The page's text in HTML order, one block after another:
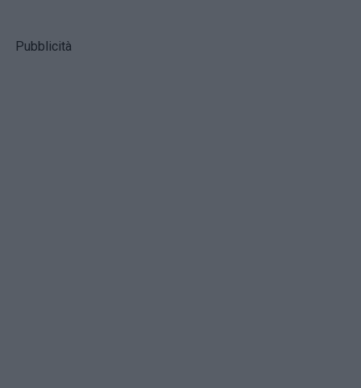
Pubblicità